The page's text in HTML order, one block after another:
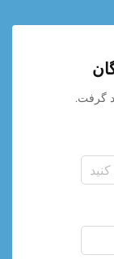
گرفت.